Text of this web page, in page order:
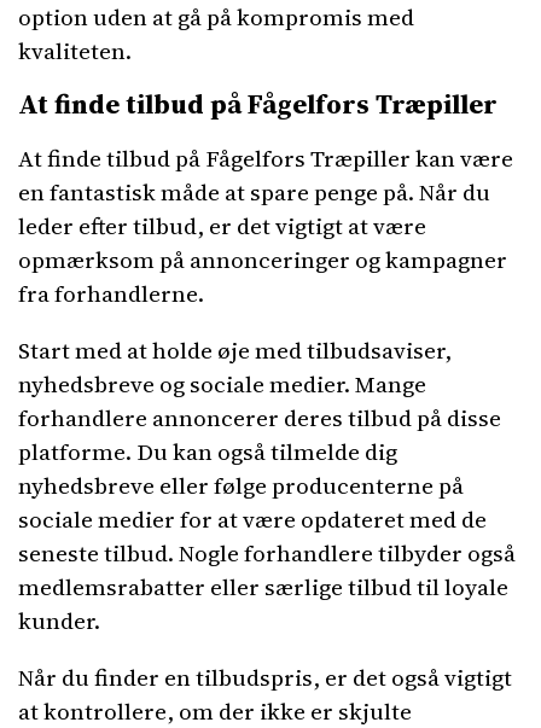
option uden at gå på kompromis med
kvaliteten.
At finde tilbud på Fågelfors Træpiller
At finde tilbud på Fågelfors Træpiller kan være
en fantastisk måde at spare penge på. Når du
leder efter tilbud, er det vigtigt at være
opmærksom på annonceringer og kampagner
fra forhandlerne.
Start med at holde øje med tilbudsaviser,
nyhedsbreve og sociale medier. Mange
forhandlere annoncerer deres tilbud på disse
platforme. Du kan også tilmelde dig
nyhedsbreve eller følge producenterne på
sociale medier for at være opdateret med de
seneste tilbud. Nogle forhandlere tilbyder også
medlemsrabatter eller særlige tilbud til loyale
kunder.
Når du finder en tilbudspris, er det også vigtigt
at kontrollere, om der ikke er skjulte